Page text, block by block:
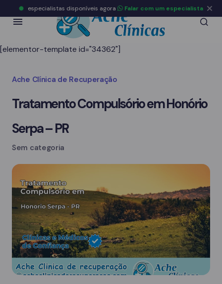
[elementor-template id="34362"]
Ache Clínica de Recuperação
Tratamento Compulsório em Honório
Serpa – PR
Sem categoria
especialistas disponíveis agora Falar com um especialista